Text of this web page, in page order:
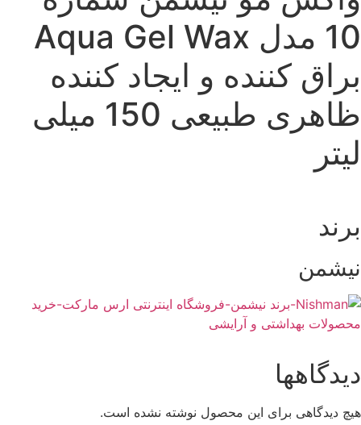
10 مدل Aqua Gel Wax
کننده و ایجاد کننده
ظاهری طبیعی 150 میلی
دیدگاهی برای این محصول نوشته نشده است.